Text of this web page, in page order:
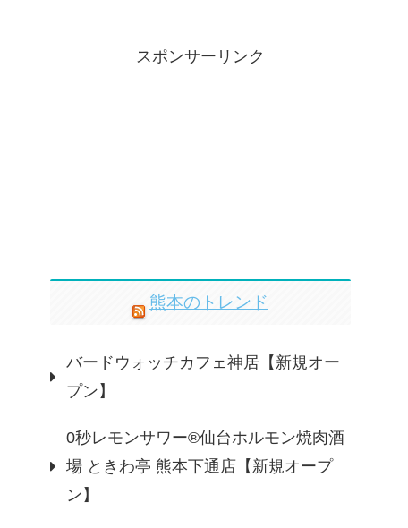
スポンサーリンク
熊本のトレンド
バードウォッチカフェ神居【新規オー
プン】
0秒レモンサワー®仙台ホルモン焼肉酒
場 ときわ亭 熊本下通店【新規オープ
ン】